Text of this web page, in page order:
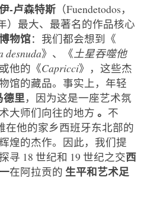
-卢森特斯（Fuendetodos，
）最大、最著名的作品核心
物馆：我们都会想到《
desnuda》、《 土星吞噬他
他的《Capricci》，这些杰
馆的藏品。事实上，年轻
德里，因为这是一座艺术氛
大师们向往的地方 。 不
在他的家乡西班牙东北部的
煌的杰作。因此，我们提
寻 18 世纪和 19 世纪之交西
在阿拉贡的 生平和艺术足